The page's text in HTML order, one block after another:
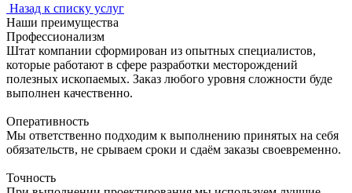
Назад к списку услуг
Наши преимущества
Профессионализм
Штат компании сформирован из опытных специалистов,
которые работают в сфере разработки месторождений
полезных ископаемых. Заказ любого уровня сложности буде
выполнен качественно.
Оперативность
Мы ответственно подходим к выполнению принятых на себя
обязательств, не срываем сроки и сдаём заказы своевременно.
Точность